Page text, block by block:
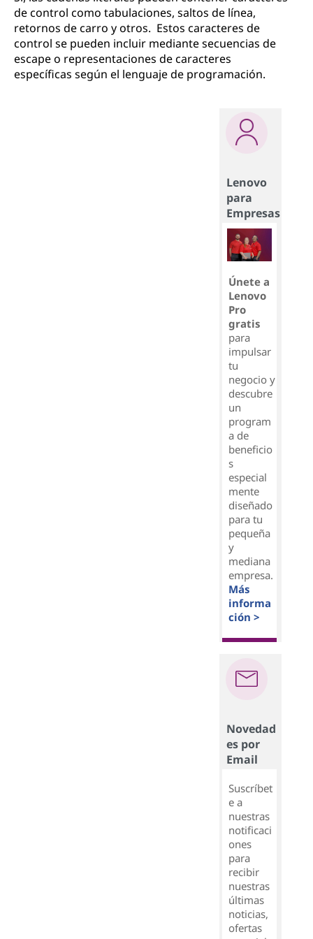
de control como tabulaciones, saltos de línea,
retornos de carro y otros. Estos caracteres de
control se pueden incluir mediante secuencias de
escape o representaciones de caracteres
específicas según el lenguaje de programación.
Lenovo
para
Empresas
Únete a
Lenovo
Pro
gratis
para
impulsar
tu
negocio y
descubre
un
program
a de
beneficio
s
especial
mente
diseñado
para tu
pequeña
y
mediana
empresa.
Más
informa
ción >
Novedad
es por
Email
Suscríbet
e a
nuestras
notificaci
ones
para
recibir
nuestras
últimas
noticias,
ofertas